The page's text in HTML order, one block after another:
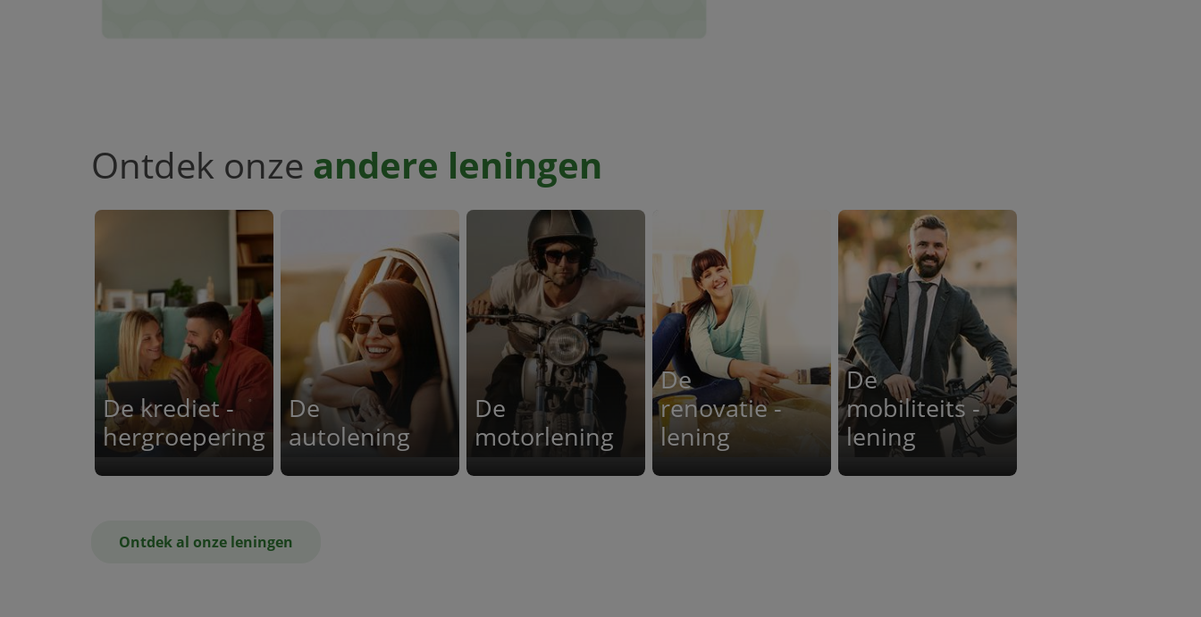
Ontdek onze andere leningen
De krediet -
hergroepering
De
autolening
De
motorlening
De
renovatie -
lening
De
mobiliteits -
lening
Ontdek al onze leningen